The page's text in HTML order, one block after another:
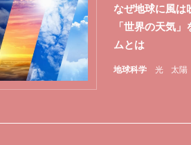
地球科学 光 太陽
なぜ地球に風は
「世界の天気
ムとは